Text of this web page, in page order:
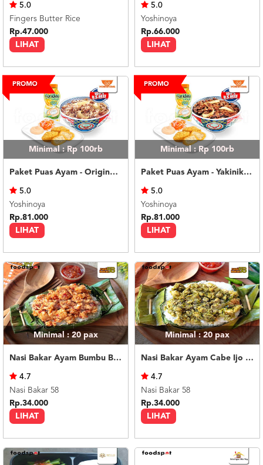
LIHAT
5.0
Fingers Butter Rice
Rp.47.000
LIHAT
5.0
Yoshinoya
Rp.66.000
Minimal : Rp 100rb
Paket Puas Ayam - Original Beef Paket Puas (R)
LIHAT
5.0
Yoshinoya
Rp.81.000
Minimal : Rp 100rb
Paket Puas Ayam - Yakiniku Beef Paket Puas (R)
LIHAT
5.0
Yoshinoya
Rp.81.000
Minimal : 20 pax
Nasi Bakar Ayam Bumbu Bali + Kerupuk
LIHAT
4.7
Nasi Bakar 58
Rp.34.000
Minimal : 20pax
Nasi Bakar Ayam Cabe Ijo + Kerupuk
LIHAT
4.7
Nasi Bakar 58
Rp.34.000